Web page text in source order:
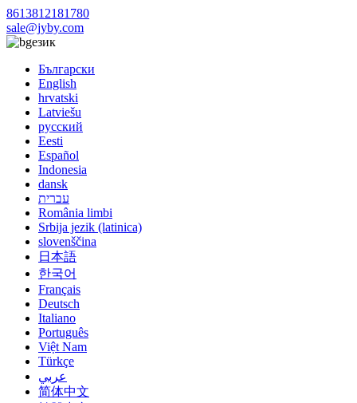
8613812181780
sale@jyby.com
език
Български
English
hrvatski
Latviešu
русский
Eesti
Español
Indonesia
dansk
עברית
România limbi
Srbija jezik (latinica)
slovenščina
日本語
한국어
Français
Deutsch
Italiano
Português
Việt Nam
Türkçe
عربي
简体中文